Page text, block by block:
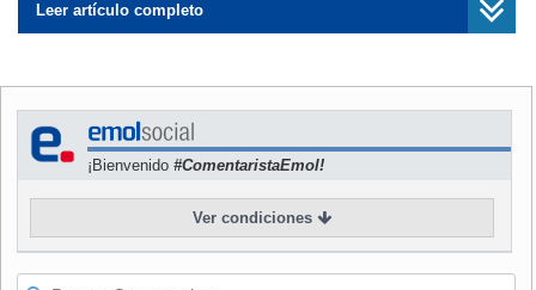
años noventa acerca de un grupo de salvavidas y sus
esforzados intentos por rescatar a bañistas en peligro.
Más de diez años en televisión, "Guardianes de la bahía"
alcanzó un gran éxito en todo el mundo. Confirmó la
popularidad de su protagonista David Hasselhoff, que ya
era conocido en la televisión por su papel en la serie "El
auto fantástico", y lanzó al estrellato a la actriz Pamela
En su adaptación a la gran pantalla, el filme relatará la
Leer artículo completo
¡Bienvenido #ComentaristaEmol!
Ver condiciones